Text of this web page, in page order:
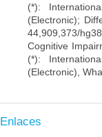
(*):
(Electronic);
44,909,373/
Cognitive
(*):
(Electronic),
Enlaces